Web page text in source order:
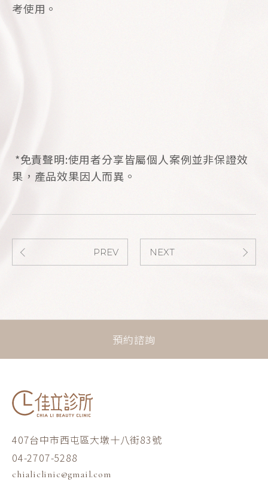
考使用。
*免責聲明:使用者分享皆屬個人案例並非保證效
果，產品效果因人而異。
PREV NEXT
預約諮詢
407台中市西屯區大墩十八街83號
04-2707-5288
chialiclinic@gmail.com